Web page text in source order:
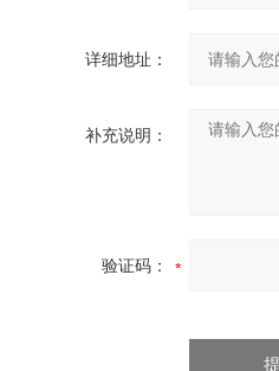
详细地址：
补充说明：
验证码：